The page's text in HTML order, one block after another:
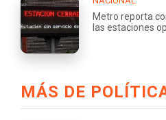
Metro reporta
las estaciones
MÁS DE